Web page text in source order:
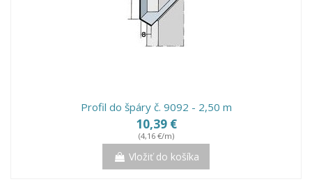
Profil do špáry č. 9092 - 2,50 m
10,39 €
(4,16 €/m)
Vložiť do košíka